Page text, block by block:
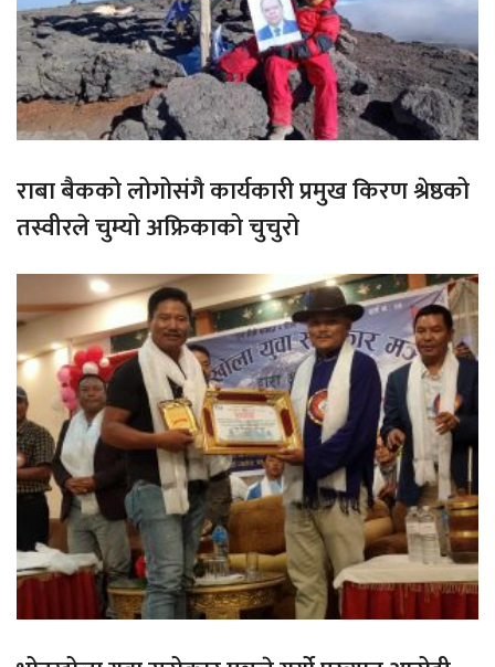
राबा बैकको लोगोसंगै कार्यकारी प्रमुख किरण श्रेष्ठको
तस्वीरले चुम्यो अफ्रिकाको चुचुरो